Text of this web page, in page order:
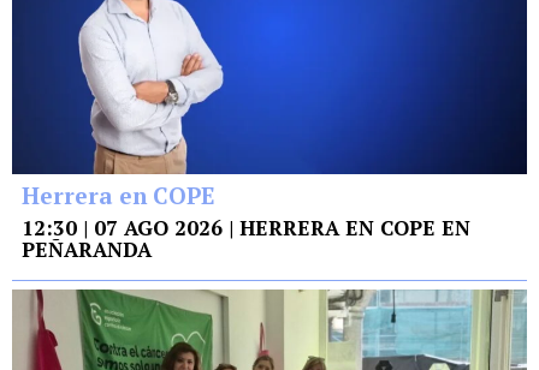
Herrera en COPE
12:30 | 07 AGO 2026 | HERRERA EN COPE EN
PEÑARANDA